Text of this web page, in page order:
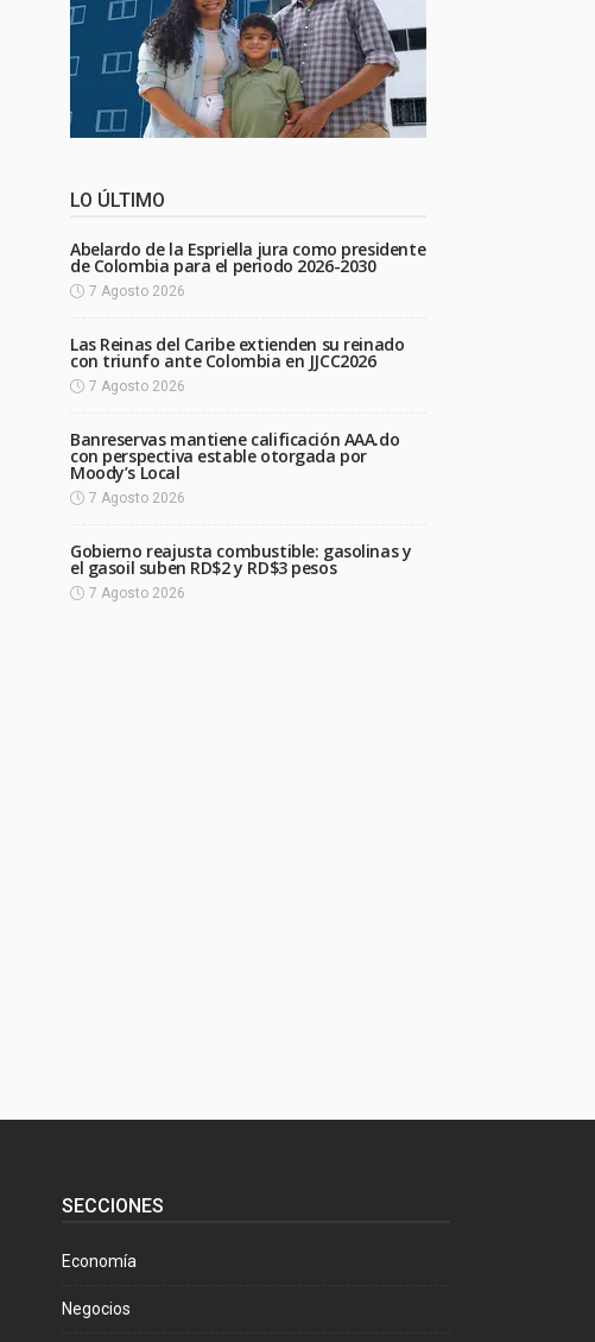
LO ÚLTIMO
Abelardo de la Espriella jura como presidente
de Colombia para el periodo 2026-2030
7 Agosto 2026
Las Reinas del Caribe extienden su reinado
con triunfo ante Colombia en JJCC2026
7 Agosto 2026
Banreservas mantiene calificación AAA.do
con perspectiva estable otorgada por
Moody’s Local
7 Agosto 2026
Gobierno reajusta combustible: gasolinas y
el gasoil suben RD$2 y RD$3 pesos
7 Agosto 2026
SECCIONES
Economía
Negocios